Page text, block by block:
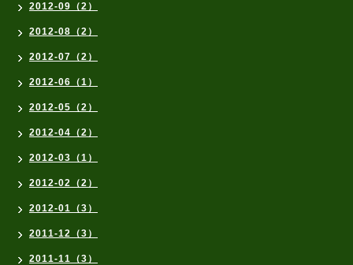
2012-09（2）
2012-08（2）
2012-07（2）
2012-06（1）
2012-05（2）
2012-04（2）
2012-03（1）
2012-02（2）
2012-01（3）
2011-12（3）
2011-11（3）